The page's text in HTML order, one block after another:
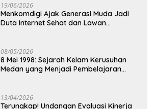
19/06/2026
Menkomdigi Ajak Generasi Muda Jadi
Duta Internet Sehat dan Lawan
08/05/2026
8 Mei 1998: Sejarah Kelam Kerusuhan
Medan yang Menjadi Pembelajaran
13/04/2026
Terungkap! Undangan Evaluasi Kinerja